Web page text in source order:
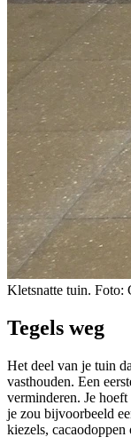
Kletsnatte tuin. Foto:
Tegels weg
Het deel van je tuin
vasthouden. Een
verminderen. Je
je zou bijvoorbeeld
kiezels, cacaodoppen